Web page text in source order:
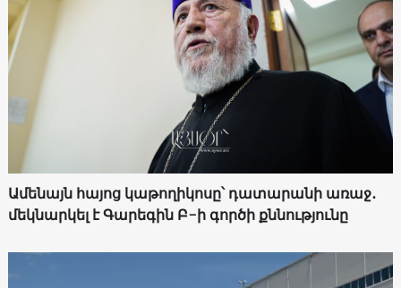
Ամենայն հայոց կաթողիկոսը՝ դատարանի առաջ․
մեկնարկել է Գարեգին Բ-ի գործի քննությունը